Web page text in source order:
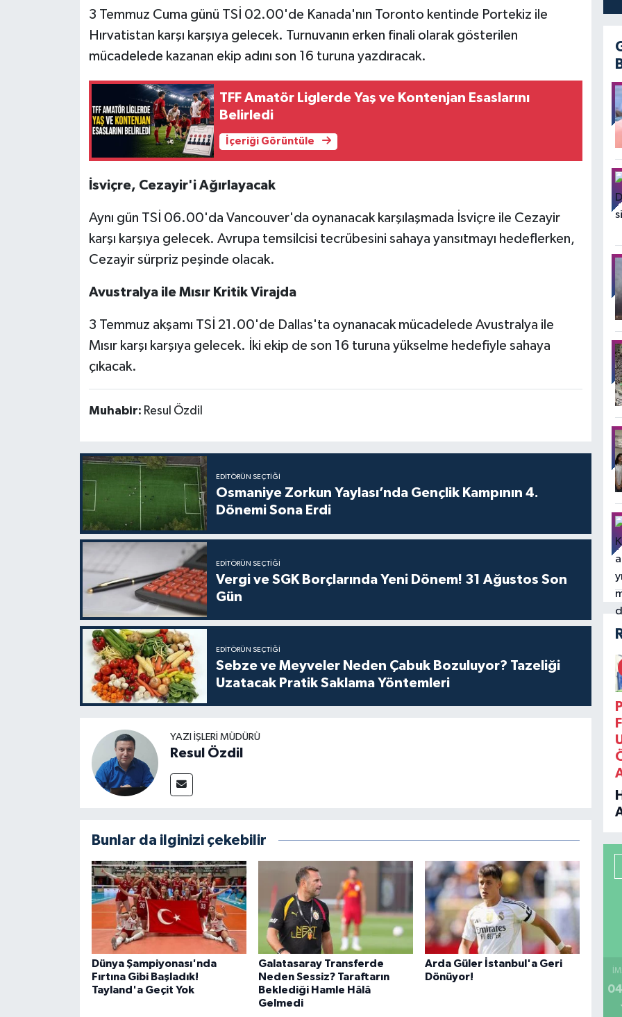
3 Temmuz Cuma günü TSİ 02.00'de Kanada'nın Toronto kentinde Portekiz ile
Hırvatistan karşı karşıya gelecek. Turnuvanın erken finali olarak gösterilen
mücadelede kazanan ekip adını son 16 turuna yazdıracak.
TFF Amatör Liglerde Yaş ve Kontenjan Esaslarını
Belirledi
İçeriği Görüntüle
İsviçre, Cezayir'i Ağırlayacak
Aynı gün TSİ 06.00'da Vancouver'da oynanacak karşılaşmada İsviçre ile Cezayir
karşı karşıya gelecek. Avrupa temsilcisi tecrübesini sahaya yansıtmayı hedeflerken,
Cezayir sürpriz peşinde olacak.
Avustralya ile Mısır Kritik Virajda
3 Temmuz akşamı TSİ 21.00'de Dallas'ta oynanacak mücadelede Avustralya ile
Mısır karşı karşıya gelecek. İki ekip de son 16 turuna yükselme hedefiyle sahaya
çıkacak.
Muhabir: Resul Özdil
EDITÖRÜN SEÇTIĞI
Osmaniye Zorkun Yaylası’nda Gençlik Kampının 4.
Dönemi Sona Erdi
EDITÖRÜN SEÇTIĞI
Vergi ve SGK Borçlarında Yeni Dönem! 31 Ağustos Son
Gün
EDITÖRÜN SEÇTIĞI
Sebze ve Meyveler Neden Çabuk Bozuluyor? Tazeliği
Uzatacak Pratik Saklama Yöntemleri
YAZI İŞLERI MÜDÜRÜ
Resul Özdil
Bunlar da ilginizi çekebilir
Dünya Şampiyonası'nda
Fırtına Gibi Başladık!
Tayland'a Geçit Yok
Galatasaray Transferde
Neden Sessiz? Taraftarın
Beklediği Hamle Hâlâ
Gelmedi
Arda Güler İstanbul'a Geri
Dönüyor!